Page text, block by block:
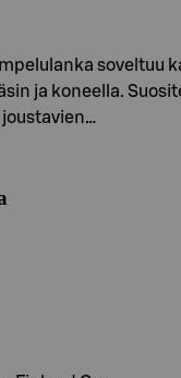
soveltuu
ja koneella.